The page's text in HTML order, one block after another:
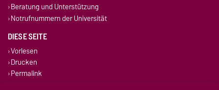
Beratung und Unterstützung
Notrufnummern der Universität
DIESE SEITE
Vorlesen
Drucken
Permalink